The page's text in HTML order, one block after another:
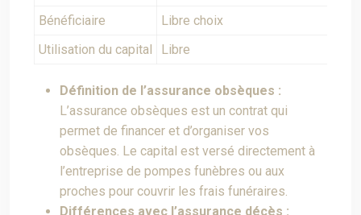
Bénéficiaire
Libre choix
Utilisation du capital
Libre
Définition de l’assurance obsèques :
L’assurance obsèques est un contrat qui
permet de financer et d’organiser vos
obsèques. Le capital est versé directement à
l’entreprise de pompes funèbres ou aux
proches pour couvrir les frais funéraires.
Différences avec l’assurance décès :